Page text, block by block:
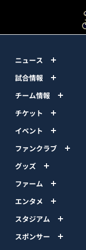
ニュース
試合情報
チーム情報
チケット
イベント
ファンクラブ
グッズ
ファーム
エンタメ
スタジアム
スポンサー